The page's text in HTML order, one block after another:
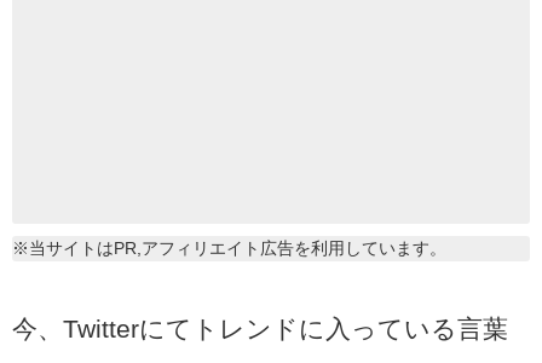
※当サイトはPR,アフィリエイト広告を利用しています。
今、Twitterにてトレンドに入っている言葉